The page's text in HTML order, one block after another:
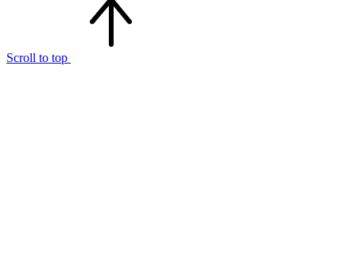
Scroll to top